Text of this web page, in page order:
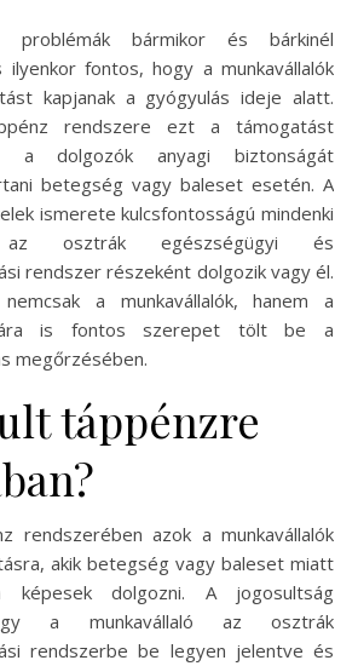
ilyenkor fontos, hogy a munkavállalók
kapjanak a gyógyulás ideje alatt.
rendszere ezt a támogatást
a dolgozók anyagi biztonságát
betegség vagy baleset esetén. A
ismerete kulcsfontosságú mindenki
osztrák egészségügyi és
rendszer részeként dolgozik vagy él.
a munkavállalók, hanem a
is fontos szerepet tölt be a
megőrzésében.
táppénzre
rendszerében azok a munkavállalók
akik betegség vagy baleset miatt
képesek dolgozni. A jogosultság
a munkavállaló az osztrák
rendszerbe be legyen jelentve és